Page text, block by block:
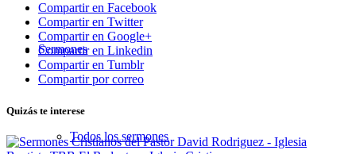
Sermones
Todos los sermones
Compartir en Facebook
Compartir en Twitter
Compartir en Google+
Compartir en Linkedin
Compartir en Tumblr
Compartir por correo
Quizás te interese